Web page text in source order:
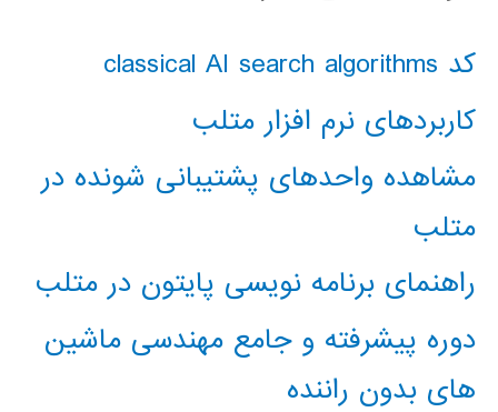
کد classical AI search algorithms
کاربردهای نرم افزار متلب
مشاهده واحدهای پشتیبانی شونده در
متلب
راهنمای برنامه نویسی پایتون در متلب
دوره پیشرفته و جامع مهندسی ماشین
های بدون راننده